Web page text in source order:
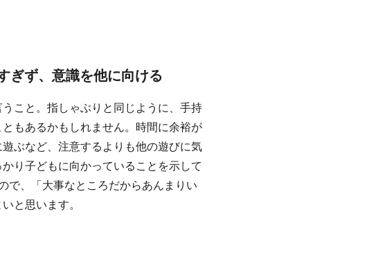
ぎず、意識を他に向ける
こと。指しゃぶりと同じように、手持
もあるかもしれません。時間に余裕が
ぶなど、注意するよりも他の遊びに気
り子どもに向かっていることを示して
で、「大事なところだからあんまりい
と思います。